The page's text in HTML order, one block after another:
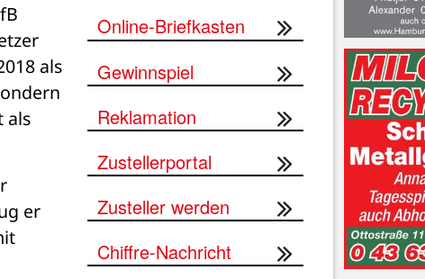
als
als
er
Online-Briefkasten
Gewinnspiel
Reklamation
Zustellerportal
Zusteller werden
Chiffre-Nachricht